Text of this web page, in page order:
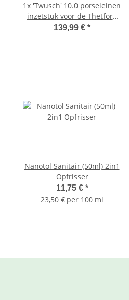
1x 'Twusch' 10.0 porseleinen
inzetstuk voor de Thetford
Aqua Magic R toiletten
139,99 € *
Nanotol Sanitair (50ml) 2in1
Opfrisser
11,75 € *
23,50 € per 100 ml